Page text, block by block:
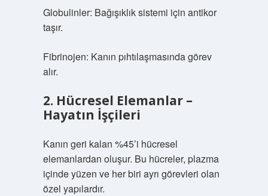
Globulinler: Bağışıklık sistemi için antikor
taşır.
Fibrinojen: Kanın pıhtılaşmasında görev
alır.
2. Hücresel Elemanlar –
Hayatın İşçileri
Kanın geri kalan %45’i hücresel
elemanlardan oluşur. Bu hücreler, plazma
içinde yüzen ve her biri ayrı görevleri olan
özel yapılardır.